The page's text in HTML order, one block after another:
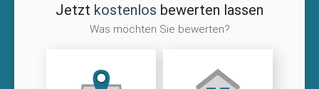
Jetzt kostenlos bewerten lassen
Was möchten Sie bewerten?